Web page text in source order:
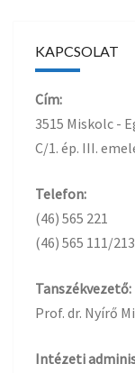
KAPCSOLAT
Cím:
3515 Miskolc -
C/1. ép. III.
Telefon:
(46) 565 221
(46) 565 111/
Tanszékvezető:
Prof. dr. Nyírő
Intézeti